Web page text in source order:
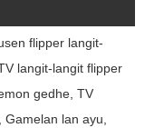
flipper langit-
langit-langit flipper
gedhe, TV
Gamelan lan ayu,